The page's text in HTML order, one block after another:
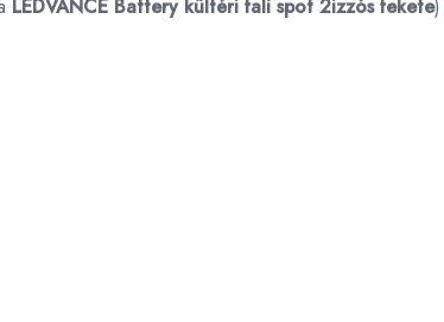
LEDVANCE Battery kültéri fali spot 2izzós fekete